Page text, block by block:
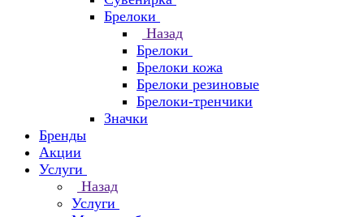
Брелоки
Назад
Брелоки
Брелоки кожа
Брелоки резиновые
Брелоки-тренчики
Значки
Бренды
Акции
Услуги
Назад
Услуги